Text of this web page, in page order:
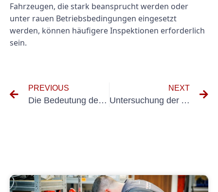
Fahrzeugen, die stark beansprucht werden oder
unter rauen Betriebsbedingungen eingesetzt
werden, können häufigere Inspektionen erforderlich
sein.
PREVIOUS
Die Bedeutung der DIN VDE 544 4 für die elektrische Sicherheit verstehen
NEXT
Untersuchung der Auswirkungen von Fem 4.004 auf die Gleichstellung der Geschlechter